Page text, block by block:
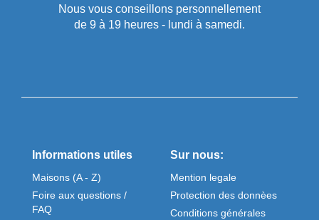
Nous vous conseillons personnellement
de 9 à 19 heures - lundi à samedi.
Informations utiles
Maisons (A - Z)
Foire aux questions /
FAQ
Sur nous:
Mention legale
Protection des donnèes
Conditions générales